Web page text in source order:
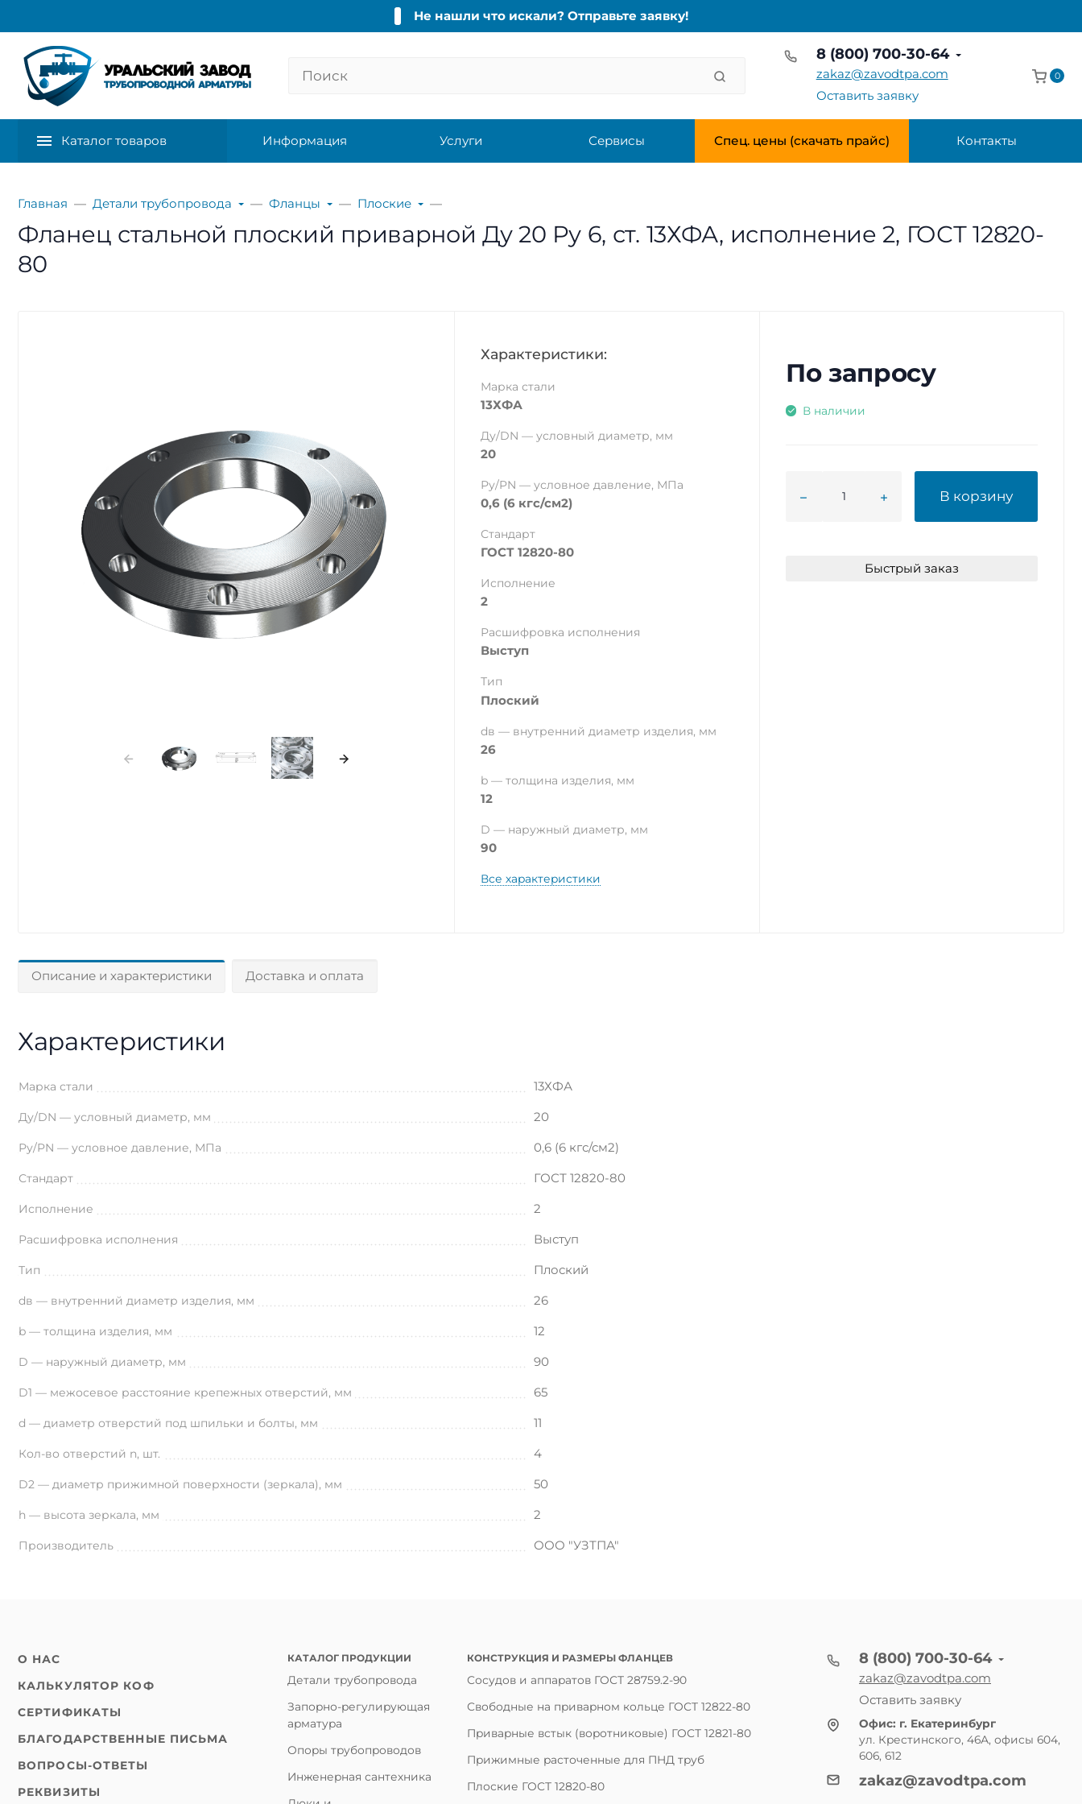
Не нашли что искали? Отправьте заявку!
8 (800) 700-30-64
zakaz@zavodtpa.com
Оставить заявку
0
Каталог товаров Информация Услуги Сервисы Спец. цены (скачать прайс) Контакты
Главная Детали трубопровода Фланцы Плоские
Фланец стальной плоский приварной Ду 20 Ру 6, ст. 13ХФА, исполнение 2, ГОСТ 12820-
80
Характеристики:
Марка стали
13ХФА
Ду/DN — условный диаметр, мм
20
Ру/PN — условное давление, МПа
0,6 (6 кгс/см2)
Стандарт
ГОСТ 12820-80
Исполнение
2
Расшифровка исполнения
Выступ
Тип
Плоский
dв — внутренний диаметр изделия, мм
26
b — толщина изделия, мм
12
D — наружный диаметр, мм
90
Все характеристики
По запросу
В наличии
В корзину
Быстрый заказ
Описание и характеристики Доставка и оплата
Характеристики
Марка стали 13ХФА
Ду/DN — условный диаметр, мм 20
Ру/PN — условное давление, МПа 0,6 (6 кгс/см2)
Стандарт ГОСТ 12820-80
Исполнение 2
Расшифровка исполнения Выступ
Тип Плоский
dв — внутренний диаметр изделия, мм 26
b — толщина изделия, мм 12
D — наружный диаметр, мм 90
D1 — межосевое расстояние крепежных отверстий, мм 65
d — диаметр отверстий под шпильки и болты, мм 11
Кол-во отверстий n, шт. 4
D2 — диаметр прижимной поверхности (зеркала), мм 50
h — высота зеркала, мм 2
Производитель ООО "УЗТПА"
О НАС
КАЛЬКУЛЯТОР КОФ
СЕРТИФИКАТЫ
БЛАГОДАРСТВЕННЫЕ ПИСЬМА
ВОПРОСЫ-ОТВЕТЫ
РЕКВИЗИТЫ
КАТАЛОГ ПРОДУКЦИИ
Детали трубопровода
Запорно-регулирующая
арматура
Опоры трубопроводов
Инженерная сантехника
КОНСТРУКЦИЯ И РАЗМЕРЫ ФЛАНЦЕВ
Сосудов и аппаратов ГОСТ 28759.2-90
Свободные на приварном кольце ГОСТ 12822-80
Приварные встык (воротниковые) ГОСТ 12821-80
Прижимные расточенные для ПНД труб
Плоские ГОСТ 12820-80
8 (800) 700-30-64
zakaz@zavodtpa.com
Оставить заявку
Офис: г. Екатеринбург
ул. Крестинского, 46А, офисы 604,
606, 612
zakaz@zavodtpa.com